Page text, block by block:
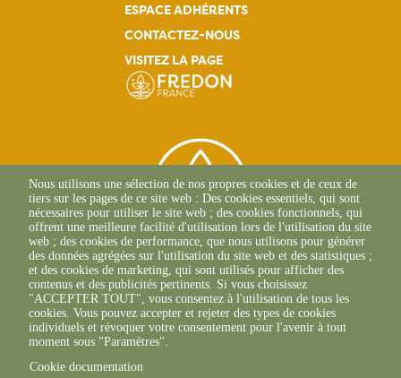
ESPACE ADHÉRENTS
CONTACTEZ-NOUS
VISITEZ LA PAGE
2 Allée Du Lazio
69800 SAINT-PRIEST
+33(0)4 37 43 40 70
Nous utilisons une sélection de nos propres cookies et de ceux de
tiers sur les pages de ce site web : Des cookies essentiels, qui sont
nécessaires pour utiliser le site web ; des cookies fonctionnels, qui
offrent une meilleure facilité d'utilisation lors de l'utilisation du site
web ; des cookies de performance, que nous utilisons pour générer
des données agrégées sur l'utilisation du site web et des statistiques ;
et des cookies de marketing, qui sont utilisés pour afficher des
contenus et des publicités pertinents. Si vous choisissez
"ACCEPTER TOUT", vous consentez à l'utilisation de tous les
cookies. Vous pouvez accepter et rejeter des types de cookies
individuels et révoquer votre consentement pour l'avenir à tout
moment sous "Paramètres".
Cookie documentation